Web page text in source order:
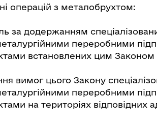
операцій з металобрухтом:
за додержанням
переробними
встановлених цим Законом
вимог цього Закону
переробними
на територіях відповідних